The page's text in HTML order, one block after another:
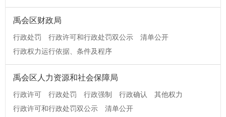
禹会区财政局
行政处罚 行政许可和行政处罚双公示
清单公开
行政权力运行依据、条件及程序
禹会区人力资源和社会保障局
行政许可 行政处罚 行政强制 行政确认
其他权力
行政许可和行政处罚双公示
清单公开